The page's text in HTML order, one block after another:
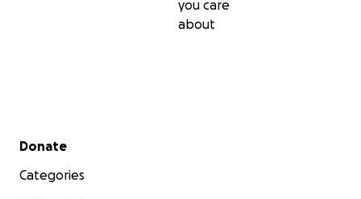
you care
about
Secondary menu
Donate
Categories